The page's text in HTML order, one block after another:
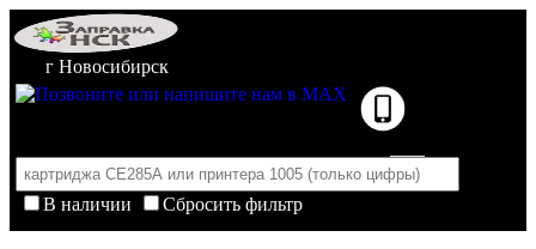
г Новосибирск
В наличии
Сбросить фильтр
Корзина пуста